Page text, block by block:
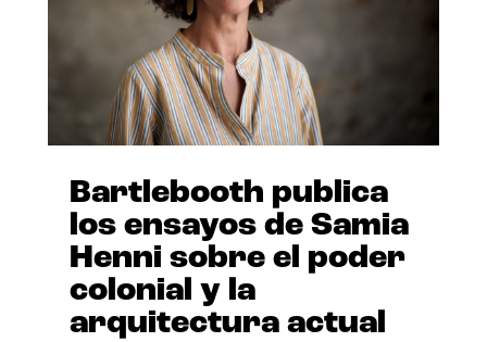
Bartlebooth publica
los ensayos de Samia
Henni sobre el poder
colonial y la
arquitectura actual